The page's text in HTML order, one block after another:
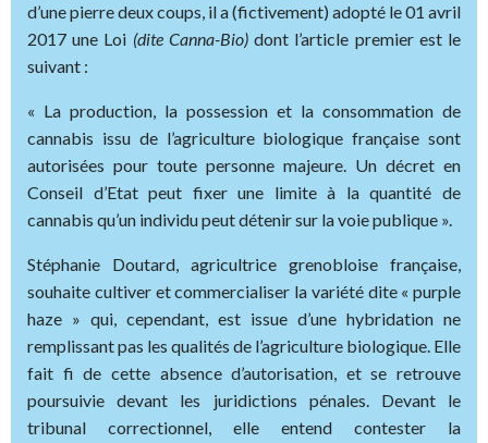
d’une pierre deux coups, il a (fictivement) adopté le 01 avril
2017 une Loi (dite Canna-Bio)dont l’article premier est le
suivant :
« La production, la possession et la consommation de
cannabis issu de l’agriculture biologique française sont
autorisées pour toute personne majeure. Un décret en
Conseil d’Etat peut fixer une limite à la quantité de
cannabis qu’un individu peut détenir sur la voie publique ».
Stéphanie Doutard, agricultrice grenobloise française,
souhaite cultiver et commercialiser la variété dite « purple
haze » qui, cependant, est issue d’une hybridation ne
remplissant pas les qualités de l’agriculture biologique. Elle
fait fi de cette absence d’autorisation, et se retrouve
poursuivie devant les juridictions pénales. Devant le
tribunal correctionnel, elle entend contester la